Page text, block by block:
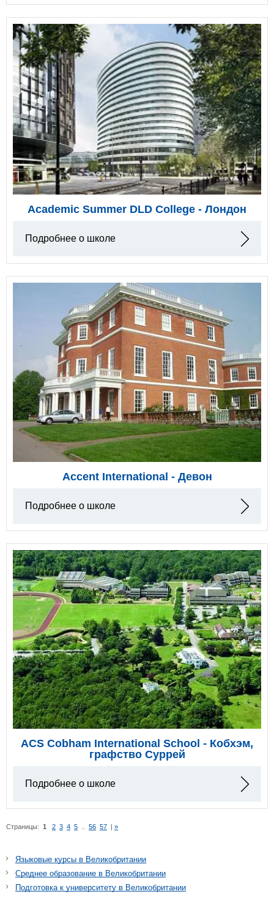
Academic Summer DLD College - Лондон
Подробнее о школе
Accent International - Девон
Подробнее о школе
ACS Cobham International School - Кобхэм,
графство Суррей
Подробнее о школе
Страницы: 1 2 3 4 5 56 57 | »
Языковые курсы в Великобритании
Среднее образование в Великобритании
Подготовка к университету в Великобритании